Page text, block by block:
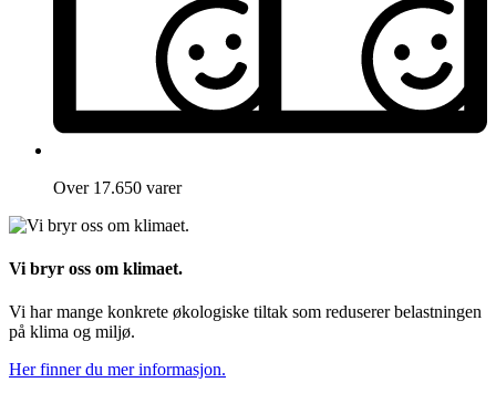
Over 17.650 varer
Vi bryr oss om klimaet.
Vi har mange konkrete økologiske tiltak som reduserer belastningen
på klima og miljø.
Her finner du mer informasjon.